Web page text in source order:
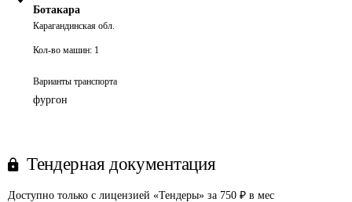
Ботакара
Карагандинская обл.
Кол-во машин: 1
Варианты транспорта
фургон
Тендерная документация
Доступно только с лицензией «Тендеры» за 750 ₽ в мес